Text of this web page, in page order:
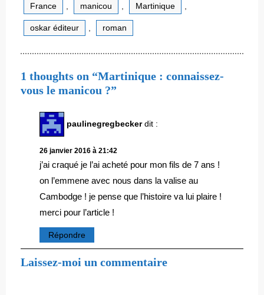
France manicou Martinique
oskar éditeur roman
1 thoughts on “Martinique : connaissez-
vous le manicou ?”
paulinegregbecker dit :
26 janvier 2016 à 21:42
j’ai craqué je l’ai acheté pour mon fils de 7 ans !
on l’emmene avec nous dans la valise au
Cambodge ! je pense que l’histoire va lui plaire !
merci pour l’article !
Répondre
Laissez-moi un commentaire